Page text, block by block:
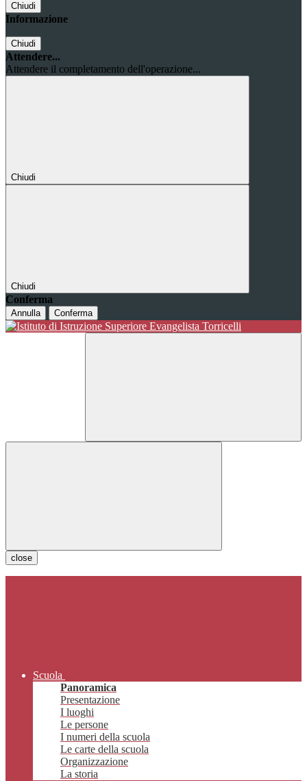
Chiudi
Informazione
Chiudi
Attendere...
Attendere il completamento dell'operazione...
Chiudi
Chiudi
Conferma
Annulla Conferma
close
Scuola
Panoramica
Presentazione
I luoghi
Le persone
I numeri della scuola
Le carte della scuola
Organizzazione
La storia